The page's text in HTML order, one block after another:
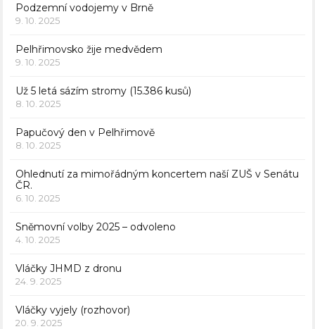
Podzemní vodojemy v Brně
9. 10. 2025
Pelhřimovsko žije medvědem
9. 10. 2025
Už 5 letá sázím stromy (15.386 kusů)
8. 10. 2025
Papučový den v Pelhřimově
8. 10. 2025
Ohlednutí za mimořádným koncertem naší ZUŠ v Senátu
ČR.
6. 10. 2025
Sněmovní volby 2025 – odvoleno
4. 10. 2025
Vláčky JHMD z dronu
24. 9. 2025
Vláčky vyjely (rozhovor)
20. 9. 2025